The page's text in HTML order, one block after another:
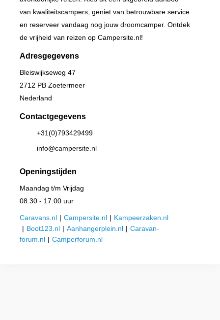
van kwaliteitscampers, geniet van betrouwbare service
en reserveer vandaag nog jouw droomcamper. Ontdek
de vrijheid van reizen op Campersite.nl!
Adresgegevens
Bleiswijkseweg 47
2712 PB Zoetermeer
Nederland
Contactgegevens
+31(0)793429499
info@campersite.nl
Openingstijden
Maandag t/m Vrijdag
08.30 - 17.00 uur
Caravans.nl | Campersite.nl | Kampeerzaken.nl
| Boot123.nl | Aanhangerplein.nl | Caravan-
forum.nl | Camperforum.nl